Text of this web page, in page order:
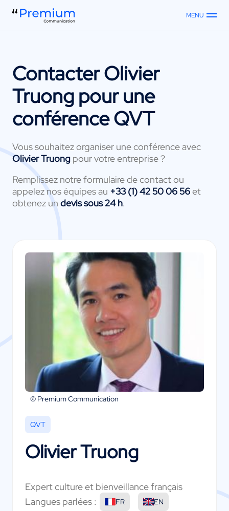
MENU
ContacterOlivier
Truongpour une
conférence QVT
Vous souhaitez organiser une conférence avec
Olivier Truong pour votre entreprise ?
Remplissez notre formulaire de contact ou
appelez nos équipes au +33 (1) 42 50 06 56et
obtenez un devis sous 24 h.
© Premium Communication
QVT
Olivier Truong
Expert culture et bienveillance français
Langues parlées :
FR EN